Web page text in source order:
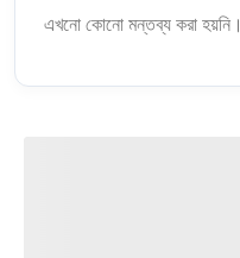
এখনো কোনো মন্তব্য করা হয়নি।